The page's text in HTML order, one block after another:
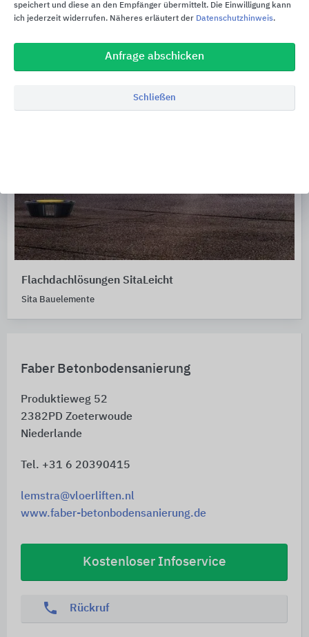
Faber Betonbodensanierung
Produktieweg 52
2382PD Zoeterwoude
Niederlande
Tel. +31 6 20390415
lemstra@vloerliften.nl
www.faber-betonbodensanierung.de
Kostenloser Infoservice
phone Rückruf
Flachdachlösungen SitaLeicht
Sita Bauelemente
speichert und diese an den Empfänger übermittelt. Die Einwilligung kann
ich jederzeit widerrufen. Näheres erläutert der Datenschutzhinweis.
Anfrage abschicken
Schließen